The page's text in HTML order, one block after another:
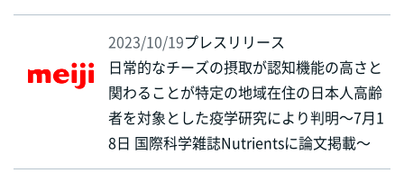
2023/10/19プレスリリース
日常的なチーズの摂取が認知機能の高さと
関わることが特定の地域在住の日本人高齢
者を対象とした疫学研究により判明～7月1
8日 国際科学雑誌Nutrientsに論文掲載～